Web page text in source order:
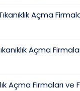
Açma
Açma
Açma Firmaları ve